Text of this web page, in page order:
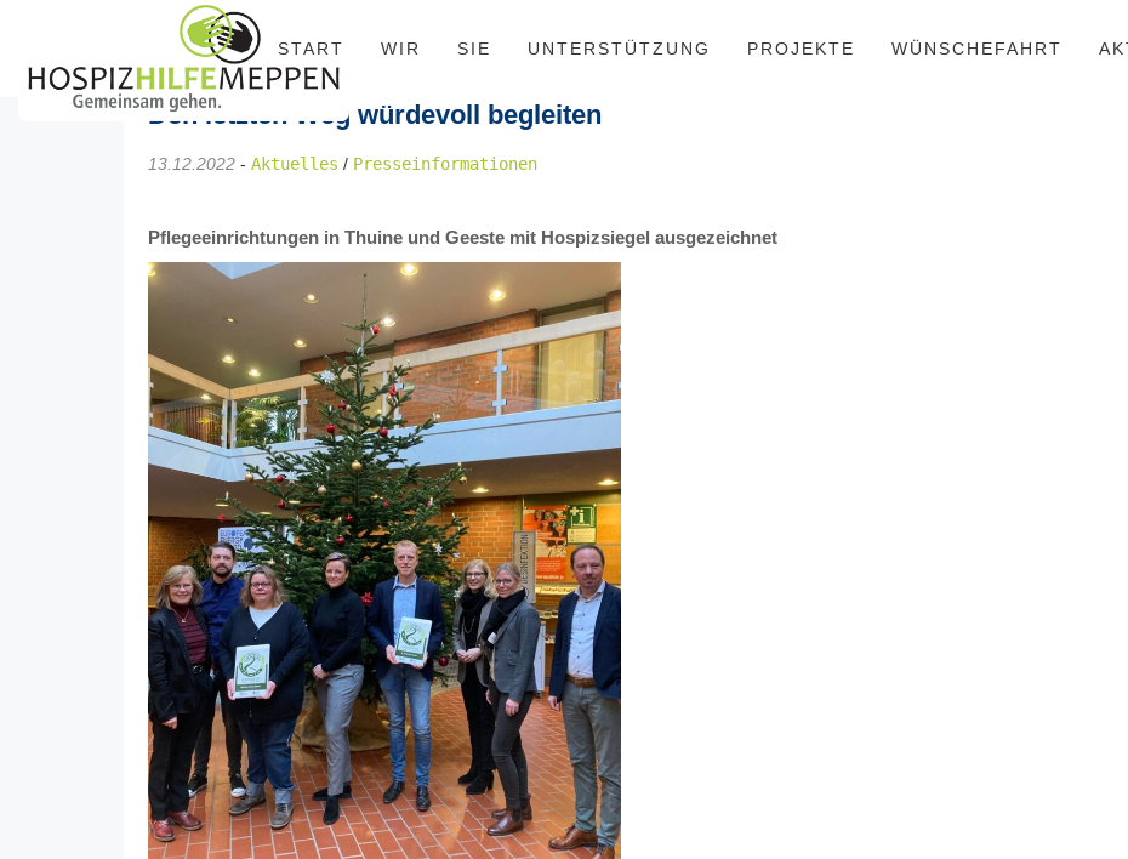
START WIR SIE UNTERSTÜTZUNG PROJEKTE WÜNSCHEFAHRT
Den letzten Weg würdevoll begleiten
13.12.2022 - Aktuelles / Presseinformationen
Pflegeeinrichtungen in Thuine und Geeste mit Hospizsiegel ausgezeichnet